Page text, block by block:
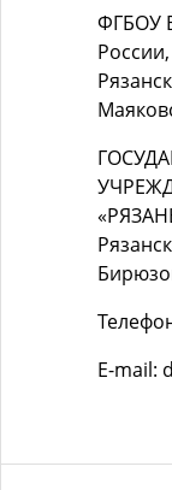
ФГБОУ
E-mail: